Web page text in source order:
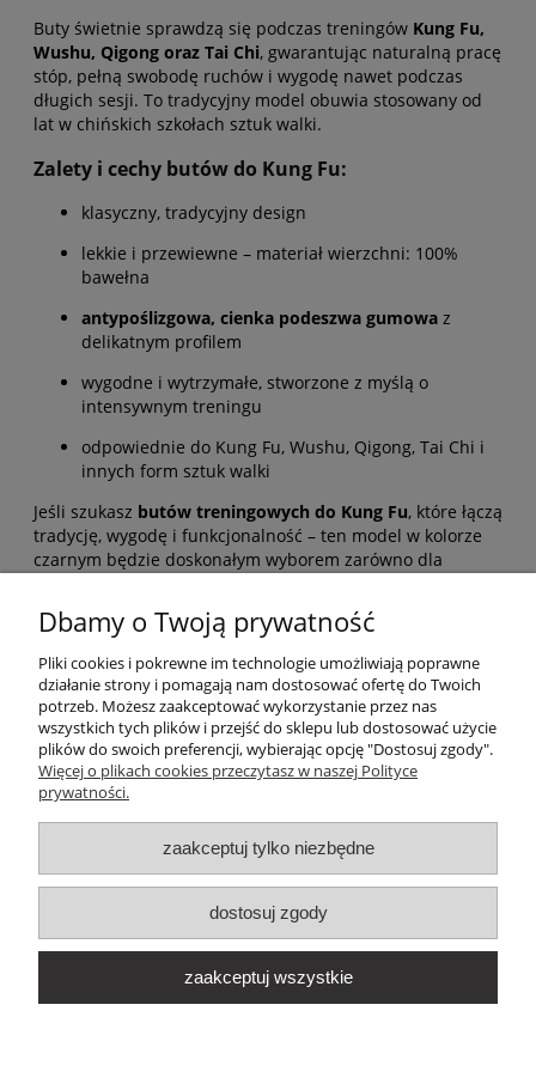
Buty świetnie sprawdzą się podczas treningów Kung Fu,
Wushu, Qigong oraz Tai Chi, gwarantując naturalną pracę
stóp, pełną swobodę ruchów i wygodę nawet podczas
długich sesji. To tradycyjny model obuwia stosowany od
lat w chińskich szkołach sztuk walki.
Zalety i cechy butów do Kung Fu:
klasyczny, tradycyjny design
lekkie i przewiewne – materiał wierzchni: 100%
bawełna
antypoślizgowa, cienka podeszwa gumowa z
delikatnym profilem
wygodne i wytrzymałe, stworzone z myślą o
intensywnym treningu
odpowiednie do Kung Fu, Wushu, Qigong, Tai Chi i
innych form sztuk walki
Jeśli szukasz butów treningowych do Kung Fu, które łączą
tradycję, wygodę i funkcjonalność – ten model w kolorze
czarnym będzie doskonałym wyborem zarówno dla
walki.
FIRMA
Dbamy o Twoją prywatność
Pliki cookies i pokrewne im technologie umożliwiają poprawne
działanie strony i pomagają nam dostosować ofertę do Twoich
potrzeb. Możesz zaakceptować wykorzystanie przez nas
wszystkich tych plików i przejść do sklepu lub dostosować użycie
plików do swoich preferencji, wybierając opcję "Dostosuj zgody".
Więcej o plikach cookies przeczytasz w naszej Polityce
prywatności.
zaakceptuj tylko niezbędne
dostosuj zgody
zaakceptuj wszystkie